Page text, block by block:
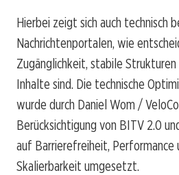
Hierbei zeigt sich auch technisch
Nachrichtenportalen, wie
Zugänglichkeit, stabile
Inhalte sind. Die technische
wurde durch Daniel Wom /
Berücksichtigung von BITV 2.0
auf Barrierefreiheit, Performance
Skalierbarkeit umgesetzt.